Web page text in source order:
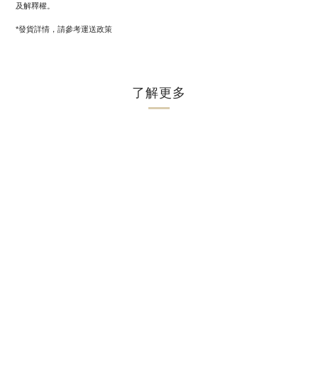
及解釋權。
*發貨詳情，請參考運送政策
了解更多